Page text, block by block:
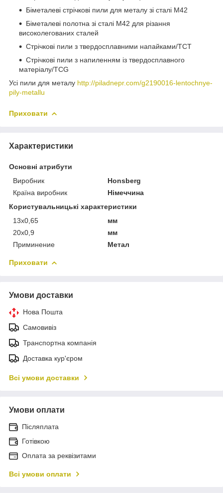
Біметалеві стрічкові пили для металу зі сталі M42
Біметалеві полотна зі сталі M42 для різання
високолегованих сталей
Стрічкові пили з твердосплавними напайками/TCT
Стрічкові пили з напиленням із твердосплавного
матеріалу/TCG
Усі пили для металу http://piladnepr.com/g2190016-lentochnye-
pily-metallu
Приховати
Характеристики
Основні атрибути
Виробник
Honsberg
Країна виробник
Німеччина
Користувальницькі характеристики
13х0,65
мм
20х0,9
мм
Приминение
Метал
Приховати
Умови доставки
Нова Пошта
Самовивіз
Транспортна компанія
Доставка кур'єром
Всі умови доставки
Умови оплати
Післяплата
Готівкою
Оплата за реквізитами
Всі умови оплати